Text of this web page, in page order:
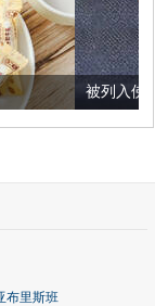
七宝的它到底有多
布里斯班